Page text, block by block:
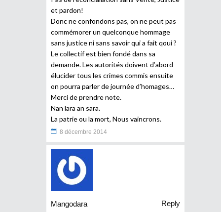
et pardon!
Donc ne confondons pas, on ne peut pas
commémorer un quelconque hommage
sans justice ni sans savoir qui a fait qoui ?
Le collectif est bien fondé dans sa
demande. Les autorités doivent d’abord
élucider tous les crimes commis ensuite
on pourra parler de journée d’homages…
Merci de prendre note.
Nan lara an sara.
La patrie ou la mort, Nous vaincrons.
8 décembre 2014
Mangodara
Reply